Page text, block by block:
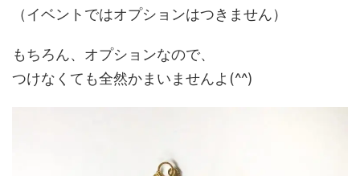
（イベントではオプションはつきません）
もちろん、オプションなので、
つけなくても全然かまいませんよ(^^)